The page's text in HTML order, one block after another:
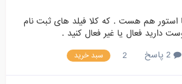
استور هم هست . که کلا فیلد های ثبت نام
دارید فعال یا غیر فعال کنید .
2 سبد خرید